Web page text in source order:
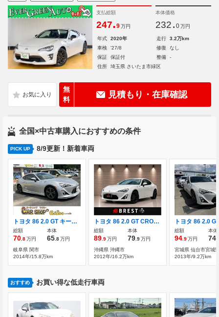
支払総額
247.9 万円
本体価格
232. 0 万円
年式 2020年 走行
3.2万km
車検
'27/8 修復
なし
保証
保証付 整備
-
住所
埼玉県 さいたま市緑区
無
料
見積もり・在庫確認
全国×中古車購入におすすめの条件
PICK UP 8/9更新！新着車両
トヨタ 86 2.0 GT キーフリー プッシュスタート ミッションモ
総額
70 .8万円
本体
65 .8万円
岐阜県 関市
2014年/15.8万km
トヨタ 86 2.0 GT CROSS SPEED18インチAW/柿本マフラー/BLITZ
総額
89 .9万円
本体
79 .9万円
沖縄県 沖縄市
2012年/16.2万km
総額
94 .9万円
本体
74
宮城県 仙台市宮城
2013年/9.2万km
おすすめ お買い得な低走行車両